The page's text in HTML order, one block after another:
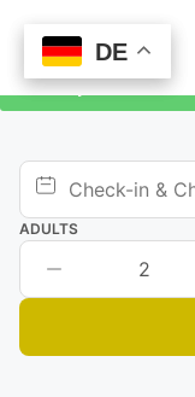
Book your room now
ADULTS
2
DE
DE